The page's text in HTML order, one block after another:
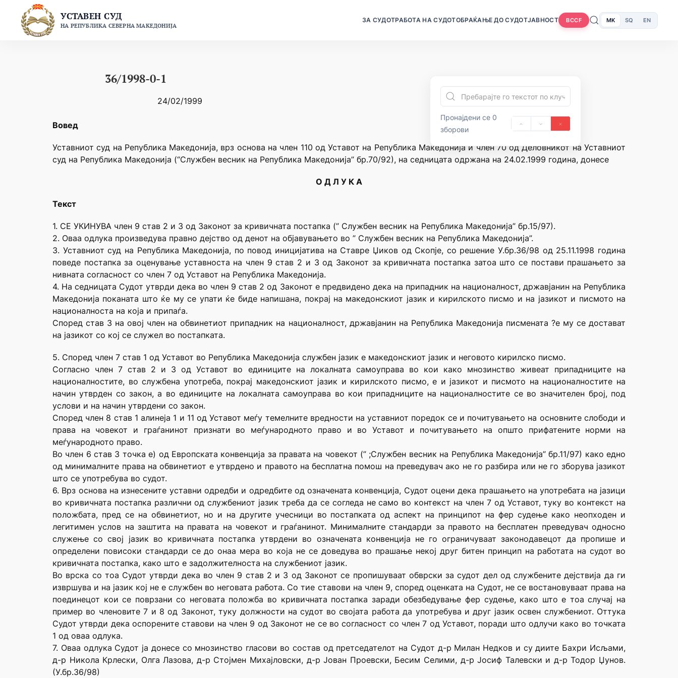
content
УСТАВЕН СУД
НА РЕПУБЛИКА СЕВЕРНА МАКЕДОНИЈА
ЗА СУДОТРАБОТА НА СУДОТОБРАЌАЊЕ ДО СУДОТЈАВНОСТ BCCF MK SQ EN
36/1998-0-1
24/02/1999
Пронајдени се 0
зборови
Вовед
Уставниот суд на Република Македонија, врз основа на член 110 од Уставот на Република Македонија и член 70 од Деловникот на Уставниот
суд на Република Македонија (“Службен весник на Република Македонија” бр.70/92), на седницата одржана на 24.02.1999 година, донесе
О Д Л У К А
Текст
1. СЕ УКИНУВА член 9 став 2 и 3 од Законот за кривичната постапка (” Службен весник на Република Македонија” бр.15/97).
2. Оваа одлука произведува правно дејство од денот на објавувањето во ” Службен весник на Република Македонија”.
3. Уставниот суд на Република Македонија, по повод иницијатива на Ставре Џиков од Скопје, со решение У.бр.36/98 од 25.11.1998 година
поведе постапка за оценување уставноста на член 9 став 2 и 3 од Законот за кривичната постапка затоа што се постави прашањето за
нивната согласност со член 7 од Уставот на Република Македонија.
4. На седницата Судот утврди дека во член 9 став 2 од Законот е предвидено дека на припадник на националност, државјанин на Република
Македонија поканата што ќе му се упати ќе биде напишана, покрај на македонскиот јазик и кирилското писмо и на јазикот и писмото на
националноста на која и припаѓа.
Според став 3 на овој член на обвинетиот припадник на националност, државјанин на Република Македонија писмената ?е му се достават
на јазикот со кој се служел во постапката.
5. Според член 7 став 1 од Уставот во Република Македонија службен јазик е македонскиот јазик и неговото кирилско писмо.
Согласно член 7 став 2 и 3 од Уставот во единиците на локалната самоуправа во кои како мнозинство живеат припадниците на
националностите, во службена употреба, покрај македонскиот јазик и кирилското писмо, е и јазикот и писмото на националностите на
начин утврден со закон, а во единиците на локалната самоуправа во кои припадниците на националностите се во значителен број, под
услови и на начин утврдени со закон.
Според член 8 став 1 алинеја 1 и 11 од Уставот меѓу темелните вредности на уставниот поредок се и почитувањето на основните слободи и
права на човекот и граѓанинот признати во меѓународното право и во Уставот и почитувањето на општо прифатените норми на
меѓународното право.
Во член 6 став 3 точка е) од Европската конвенција за правата на човекот (” ;Службен весник на Република Македонија” бр.11/97) како едно
од минималните права на обвинетиот е утврдено и правото на бесплатна помош на преведувач ако не го разбира или не го зборува јазикот
што се употребува во судот.
6. Врз основа на изнесените уставни одредби и одредбите од означената конвенција, Судот оцени дека прашањето на употребата на јазици
во кривичната постапка различни од службениот јазик треба да се согледа не само во контекст на член 7 од Уставот, туку во контекст на
положбата, пред се на обвинетиот, но и на другите учесници во постапката од аспект на принципот на фер судење како неопходен и
легитимен услов на заштита на правата на човекот и граѓанинот. Минималните стандарди за правото на бесплатен преведувач односно
служење со свој јазик во кривичната постапка утврдени во означената конвенција не го ограничуваат законодавецот да пропише и
определени повисоки стандарди се до онаа мера во која не се доведува во прашање некој друг битен принцип на работата на судот во
кривичната постапка, како што е задолжителноста на службениот јазик.
Во врска со тоа Судот утврди дека во член 9 став 2 и 3 од Законот се пропишуваат обврски за судот дел од службените дејствија да ги
извршува и на јазик кој не е службен во неговата работа. Со тие ставови на член 9, според оценката на Судот, не се востановуваат права на
поединецот кои се поврзани со неговата положба во кривичната постапка заради обезбедување фер судење, како што е тоа случај на
пример во членовите 7 и 8 од Законот, туку должности на судот во својата работа да употребува и друг јазик освен службениот. Оттука
Судот утврди дека оспорените ставови на член 9 од Законот не се во согласност со член 7 од Уставот, поради што одлучи како во точката
1 од оваа одлука.
7. Оваа одлука Судот ја донесе со мнозинство гласови во состав од претседателот на Судот д-р Милан Недков и су диите Бахри Исљами,
д-р Никола Крлески, Олга Лазова, д-р Стојмен Михајловски, д-р Јован Проевски, Бесим Селими, д-р Јосиф Талевски и д-р Тодор Џунов.
(У.бр.36/98)